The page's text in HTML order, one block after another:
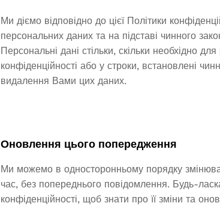
Ми діємо відповідно до цієї Політики
персональних даних та на підставі чинного
Персональні дані стільки, скільки необхідно
конфіденційності або у строки, встановлені
видалення Вами цих даних.
Оновлення цього попередження
Ми можемо в односторонньому порядку
час, без попереднього повідомлення. Будь-
конфіденційності, щоб знати про її зміни та